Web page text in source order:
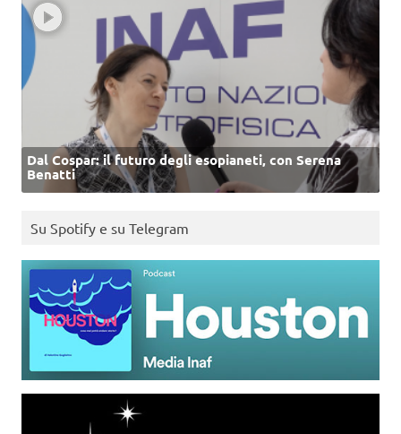
Dal Cospar: il futuro degli esopianeti, con Serena
Benatti
Su Spotify e su Telegram